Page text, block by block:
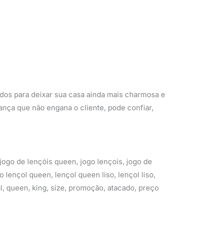
para deixar sua casa ainda mais charmosa e
que não engana o cliente, pode confiar,
de lençóis queen, jogo lençois, jogo de
lençol queen, lençol queen liso, lençol liso,
queen, king, size, promoção, atacado, preço